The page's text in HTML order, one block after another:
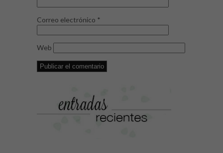
Correo electrónico *
Web